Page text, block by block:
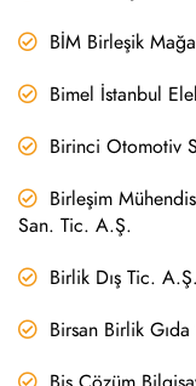
BİM Birleşik
Bimel İstanbul
Birinci Otomotiv
Birleşim
San. Tic. A.Ş.
Birlik Dış Tic. A.Ş.
Birsan Birlik